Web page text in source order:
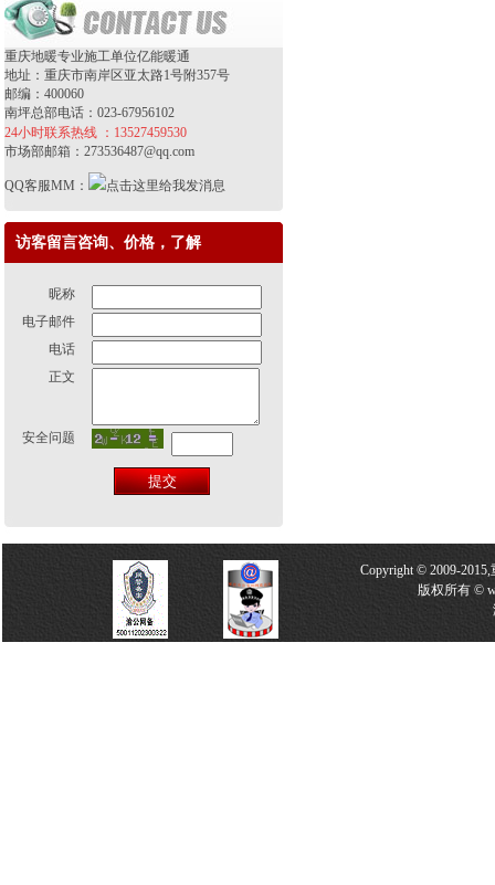
重庆地暖专业施工单位亿能暖通
地址：重庆市南岸区亚太路1号附357号
邮编：400060
南坪总部电话：023-67956102
24小时联系热线 ：13527459530
市场部邮箱：273536487@qq.com
QQ客服MM：
访客留言咨询、价格，了解
昵称
电子邮件
电话
正文
安全问题
Copyright © 2009-
版权所有 ©